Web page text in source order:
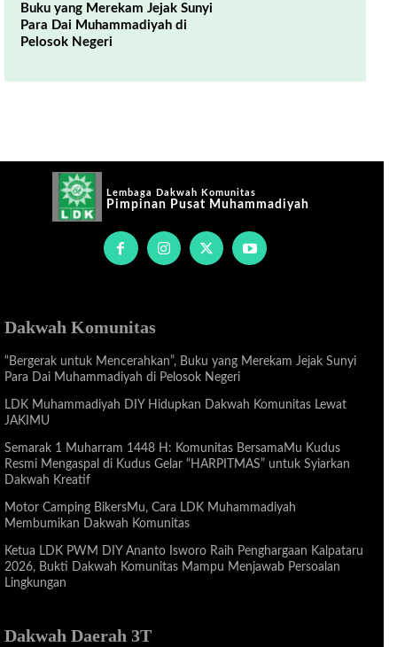
Buku yang Merekam Jejak Sunyi
Para Dai Muhammadiyah di
Pelosok Negeri
Lembaga Dakwah Komunitas
Pimpinan Pusat Muhammadiyah
Dakwah Komunitas
“Bergerak untuk Mencerahkan”, Buku yang Merekam Jejak Sunyi
Para Dai Muhammadiyah di Pelosok Negeri
LDK Muhammadiyah DIY Hidupkan Dakwah Komunitas Lewat
JAKIMU
Semarak 1 Muharram 1448 H: Komunitas BersamaMu Kudus
Resmi Mengaspal di Kudus Gelar “HARPITMAS” untuk Syiarkan
Dakwah Kreatif
Motor Camping BikersMu, Cara LDK Muhammadiyah
Membumikan Dakwah Komunitas
Ketua LDK PWM DIY Ananto Isworo Raih Penghargaan Kalpataru
2026, Bukti Dakwah Komunitas Mampu Menjawab Persoalan
Lingkungan
Dakwah Daerah 3T